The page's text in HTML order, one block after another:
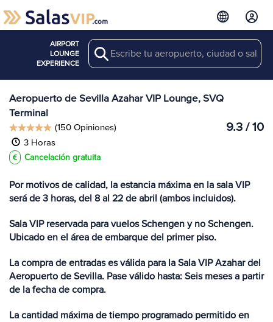
AIRPORT
LOUNGE
EXPERIENCE
Search Ver más
Salas en SVQ
Aeropuerto de Sevilla Azahar VIP Lounge, SVQ
Terminal
9.3 / 10
(150 Opiniones)
3 Horas
Cancelación gratuita
Por motivos de calidad, la estancia máxima en la sala VIP
será de 3 horas, del 8 al 22 de abril (ambos incluidos).
Sala VIP reservada para vuelos Schengen y no Schengen.
Ubicado en el área de embarque del primer piso.
La compra de entradas es válida para la Sala VIP Azahar del
Aeropuerto de Sevilla. Pase válido hasta: Seis meses a partir
de la fecha de compra.
La cantidad máxima de tiempo programado permitido en